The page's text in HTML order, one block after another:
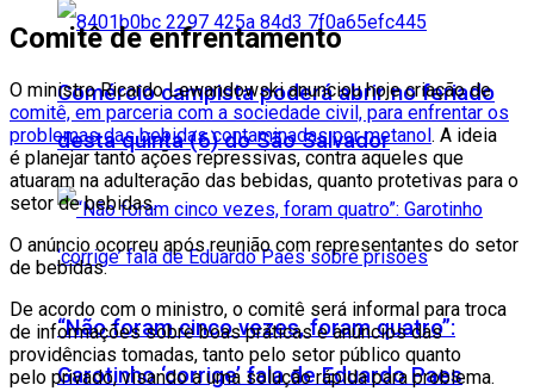
Comércio campista poderá abrir no feriado
desta quinta (6) do São Salvador
“Não foram cinco vezes, foram quatro”:
Garotinho ‘corrige’ fala de Eduardo Paes
Comitê de enfrentamento
O ministro Ricardo Lewandowski anunciou hoje criação de
comitê, em parceria com a sociedade civil, para enfrentar os
problemas das bebidas contaminadas por metanol . A ideia
é planejar tanto ações repressivas, contra aqueles que
atuaram na adulteração das bebidas, quanto protetivas para o
setor de bebidas.
O anúncio ocorreu após reunião com representantes do setor
de bebidas.
De acordo com o ministro, o comitê será informal para troca
de informações sobre boas práticas e anúncios das
providências tomadas, tanto pelo setor público quanto
pelo privado, visando a uma solução rápida para problema.